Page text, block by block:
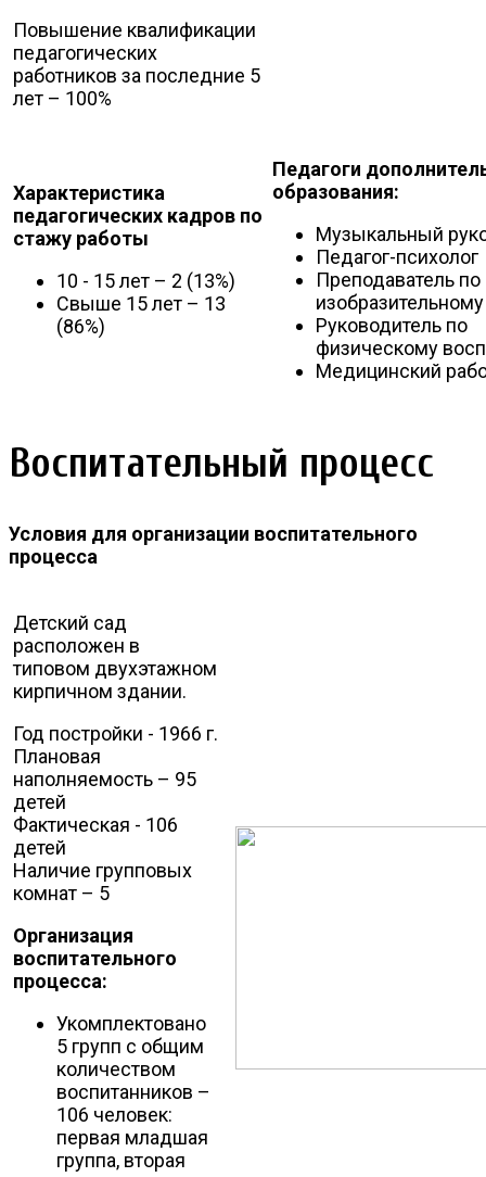
Повышение квалификации
педагогических
работников за последние 5
лет – 100%
Характеристика
педагогических кадров по
стажу работы
10 - 15 лет – 2 (13%)
Свыше 15 лет – 13
(86%)
Педагоги
образования:
Музыкальный
Педагог-психолог
Преподаватель по
Руководитель по
физическому
Медицинский
Воспитательный процесс
Условия для организации воспитательного
процесса
Детский сад
расположен в
типовом двухэтажном
кирпичном здании.
Год постройки - 1966 г.
Плановая
наполняемость – 95
детей
Фактическая - 106
детей
Наличие групповых
комнат – 5
Организация
воспитательного
процесса:
Укомплектовано
5 групп с общим
количеством
воспитанников –
106 человек:
первая младшая
группа, вторая